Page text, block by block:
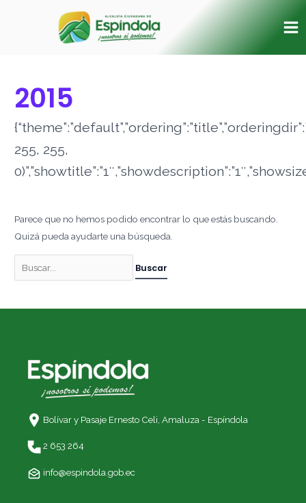
2015
255, 255,
Parece que no hemos podido encontrar lo que estás buscando.
Quizá pueda ayudarte una búsqueda.
Bolívar y Pasaje Ernesto Celi, Amaluza - Espíndola
2 653 264
info@espindola.gob.ec